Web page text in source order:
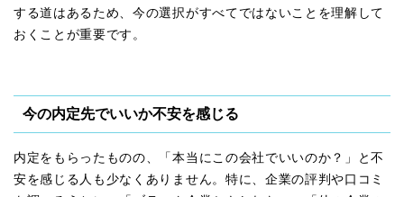
する道はあるため、今の選択がすべてではないことを理解して
おくことが重要です。
今の内定先でいいか不安を感じる
内定をもらったものの、「本当にこの会社でいいのか？」と不
安を感じる人も少なくありません。特に、企業の評判や口コミ